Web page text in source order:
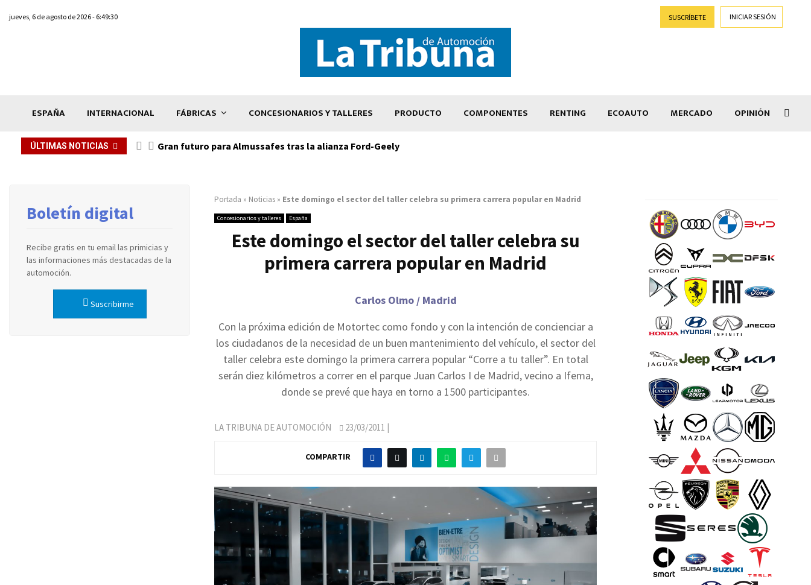
jueves, 6 de agosto de 2026 - 6:49:30 SUSCRÍBETE INICIAR SESIÓN
ESPAÑA INTERNACIONAL FÁBRICAS CONCESIONARIOS Y TALLERES PRODUCTO COMPONENTES RENTING ECOAUTO MERCADO OPINIÓN
ÚLTIMAS NOTICIAS Gran futuro para Almussafes tras la alianza Ford-Geely
Portada » Noticias » Este domingo el sector del taller celebra su primera carrera popular en Madrid
Concesionarios y talleres España
Este domingo el sector del taller celebra su
primera carrera popular en Madrid
Carlos Olmo / Madrid
Con la próxima edición de Motortec como fondo y con la intención de concienciar a
los ciudadanos de la necesidad de un buen mantenimiento del vehículo, el sector del
taller celebra este domingo la primera carrera popular “Corre a tu taller”. En total
serán diez kilómetros a correr en el parque Juan Carlos I de Madrid, vecino a Ifema,
donde se prevé que haya en torno a 1500 participantes.
LA TRIBUNA DE AUTOMOCIÓN 23/03/2011 |
COMPARTIR
Boletín digital
Recibe gratis en tu email las primicias y
las informaciones más destacadas de la
automoción.
Suscribirme